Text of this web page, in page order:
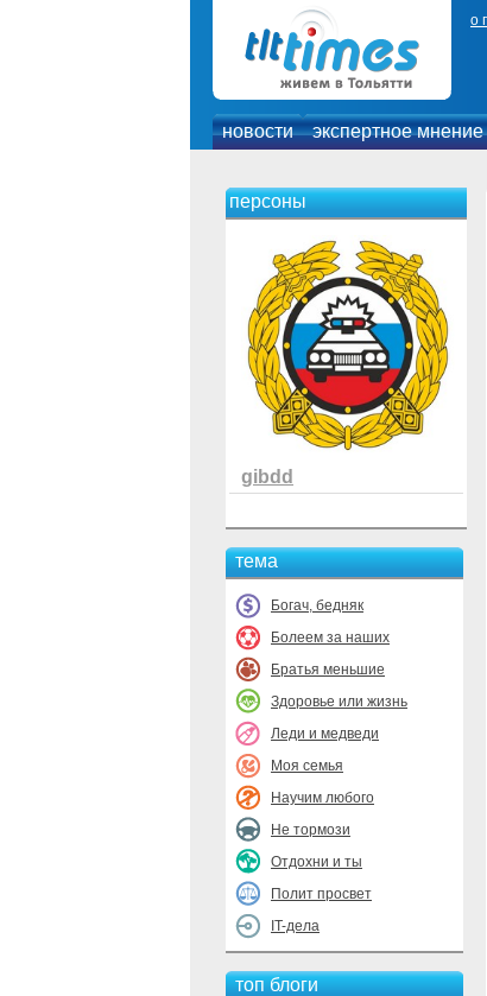
о
новости экспертное мнение
персоны
gibdd
тема
Богач, бедняк
Болеем за наших
Братья меньшие
Здоровье или жизнь
Леди и медведи
Моя семья
Научим любого
Не тормози
Отдохни и ты
Полит просвет
IT-дела
топ блоги